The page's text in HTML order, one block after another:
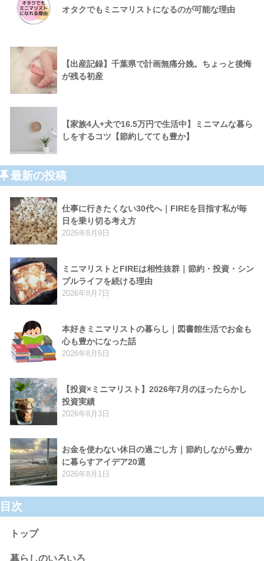
オタクでもミニマリストになるのが可能な理由
【出産記録】千葉県で計画無痛分娩。ちょっと後悔
が残る初産
【家族4人+犬で16.5万円で生活中】ミニマムな暮ら
しをするコツ【節約してても豊か】
最新の投稿
仕事に行きたくない30代へ｜FIREを目指す私が毎
日を乗り切る考え方
2026年8月9日
ミニマリストとFIREは相性抜群｜節約・投資・シン
プルライフを続ける理由
2026年8月7日
本好きミニマリストの暮らし｜図書館生活でお金も
心も豊かになった話
2026年8月5日
【投資×ミニマリスト】2026年7月のほったらかし
投資実績
2026年8月3日
お金を使わない休日の過ごし方｜節約しながら豊か
に暮らすアイデア20選
2026年8月1日
目次
トップ
暮らしのいろいろ